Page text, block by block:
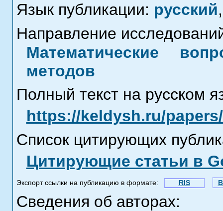
Язык публикации: русский,
Направление
Математические
методов
Полный текст на русском
https://keldysh.ru/
Список цитирующих
Цитирующие статьи в
Экспорт ссылки на публикацию в формате: RIS
Сведения об авторах: